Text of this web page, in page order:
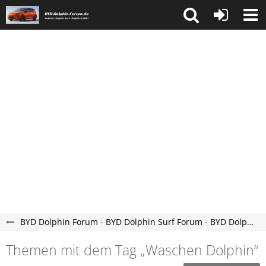
BYD Dolphin Forum - BYD Dolphin Surf Forum - BYD Dolphin G DM-i Forum
Themen mit dem Tag „Waschen Dolphin“